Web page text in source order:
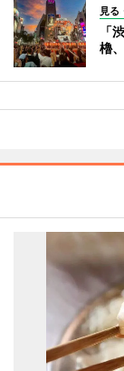
見る
「
櫓